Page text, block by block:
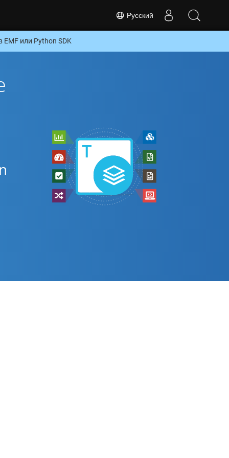
Русский
или Python SDK